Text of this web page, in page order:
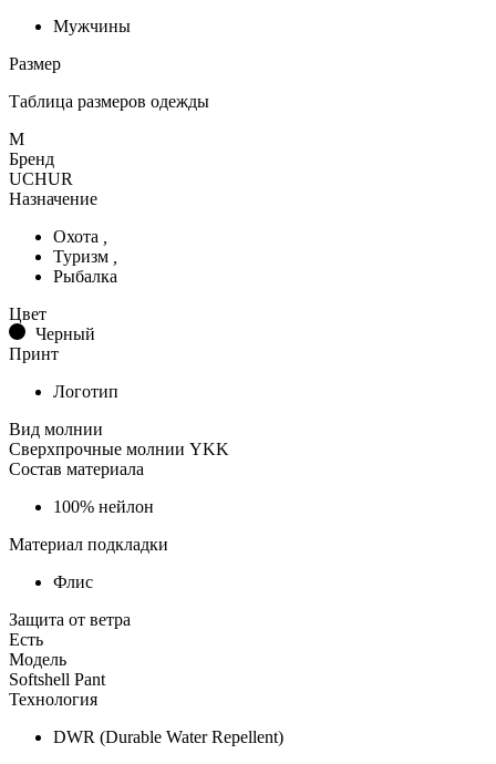
Мужчины
Размер
Таблица размеров одежды
M
Бренд
UCHUR
Назначение
Охота
Туризм
Рыбалка
Цвет
Черный
Принт
Логотип
Вид молнии
Сверхпрочные молнии YKK
Состав материала
100% нейлон
Материал подкладки
Флис
Защита от ветра
Есть
Модель
Softshell Pant
Технология
DWR (Durable Water Repellent)